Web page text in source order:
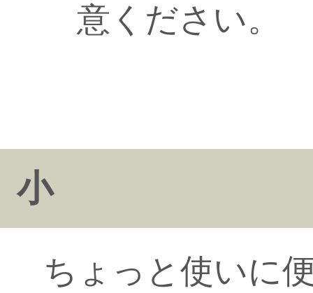
意ください。
小
ちょっと使いに